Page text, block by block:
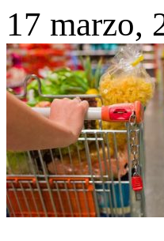
17 marzo,